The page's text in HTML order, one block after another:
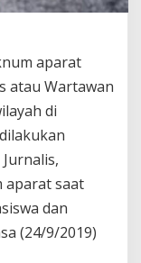
aparat
atau Wartawan
di
aparat saat
dan
(24/9/2019)